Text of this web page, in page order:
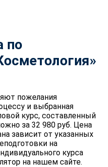
по
пожелания
и выбранная
курс, составленный
за 32 980 руб. Цена
зависит от указанных
на
курса
на нашем сайте.